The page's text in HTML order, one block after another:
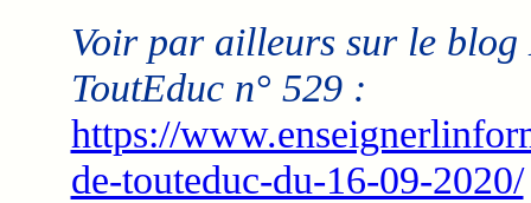
Voir par ailleurs sur le
ToutEduc n° 529 :
https://
de-touteduc-du-16-09-2020/